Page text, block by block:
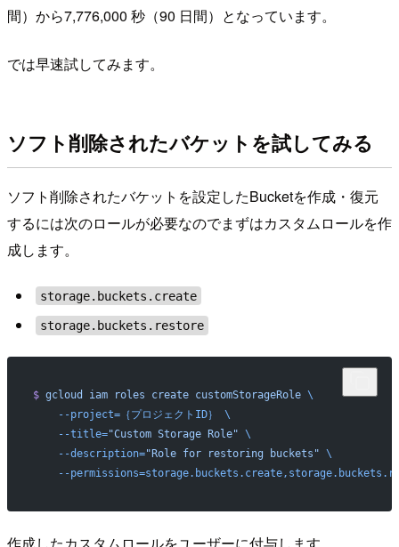
間）から7,776,000 秒（90 日間）となっています。
では早速試してみます。
ソフト削除されたバケットを試してみる
ソフト削除されたバケットを設定したBucketを作成・復元
するには次のロールが必要なのでまずはカスタムロールを作
成します。
storage.buckets.create
storage.buckets.restore
$ gcloud iam roles create customStorageRole \
    --project=｛プロジェクトID｝
\
    --title=
"Custom Storage Role" \
    --description=
"Role for restoring buckets" \
--